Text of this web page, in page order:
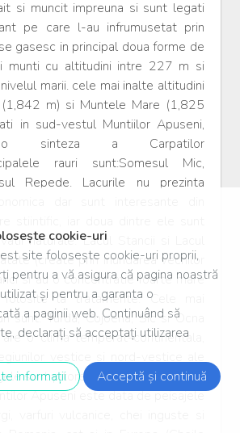
si muncit impreuna si sunt legati
pe care l-au infrumusetat prin
gasesc in principal doua forme de
munti cu altitudini intre 227 m si
marii. cele mai inalte altitudini
m) si Muntele Mare (1,825
in sud-vestul Muntiilor Apuseni,
o sinteza a Carpatilor
rauri sunt:Somesul Mic,
Repede. Lacurile nu prezinta
naturale: Lacul Stancii si Lacul
(create prin inundarea vechilor
si au o concentratie foarte mare
la tratamente. Cele mai
sunt: Turda, Cojoena, Sic si Ocna
o clima temperat-continentala,
vestice si nord-vestice ale
sunt pitoresti si atractive pentru
Apuseni este data de peisajele
cookie-uri
site folosește cookie-uri proprii,
pentru a vă asigura că pagina noastră
și pentru a garanta o
a paginii web. Continuând să
declarați să acceptați utilizarea
Acceptă și continuă
informații